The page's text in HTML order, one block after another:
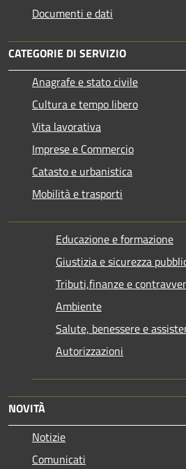
Documenti e dati
CATEGORIE DI SERVIZIO
Anagrafe e stato civile
Cultura e tempo libero
Vita lavorativa
Imprese e Commercio
Catasto e urbanistica
Mobilità e trasporti
Educazione e formazione
Giustizia e sicurezza
Tributi,finanze e
Ambiente
Salute, benessere e
Autorizzazioni
NOVITÀ
Notizie
Comunicati